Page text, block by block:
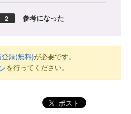
2 参考になった
録(無料)が必要です。
を行ってください。
ポスト